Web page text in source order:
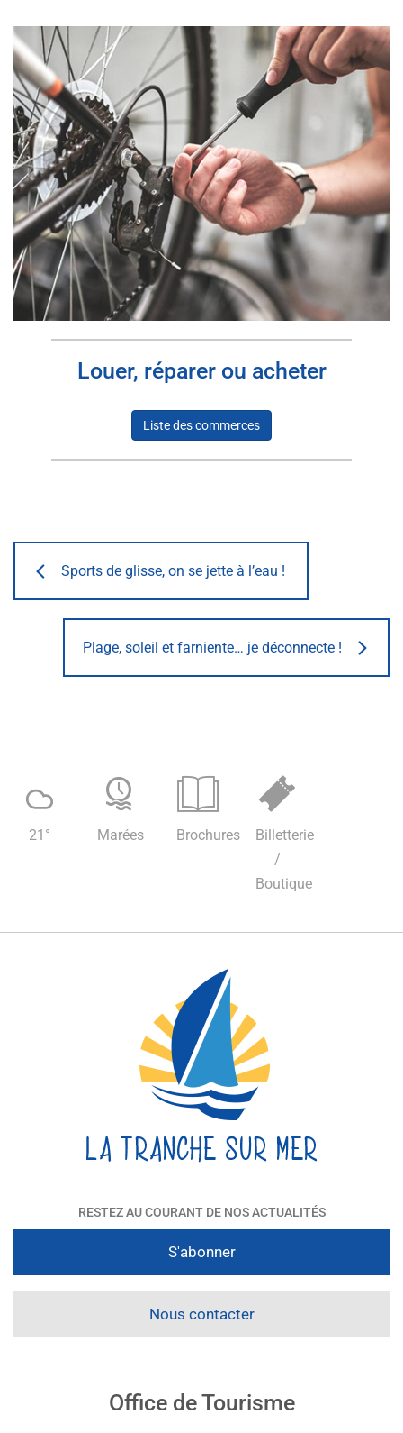
Louer, réparer ou acheter
Liste des commerces
Sports de glisse, on se jette à l’eau !
Plage, soleil et farniente… je déconnecte !
21 ° Marées Brochures
Billetterie
/
Boutique
RESTEZ AU COURANT DE NOS ACTUALITÉS
S'abonner
Nous contacter
Office de Tourisme